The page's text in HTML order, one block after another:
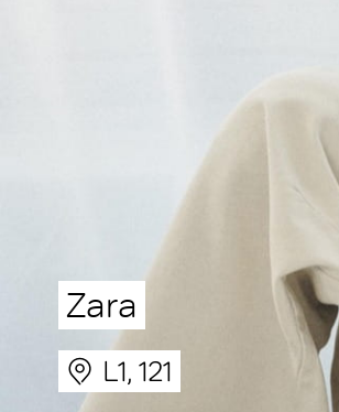
Zara
L1, 121